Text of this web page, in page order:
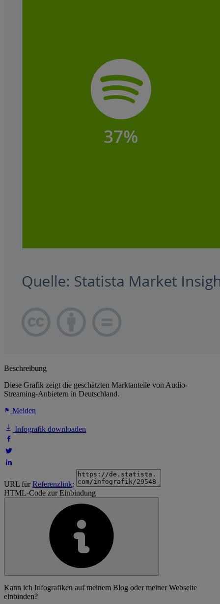
Beschreibung
Diese Grafik zeigt die geschätzten Marktanteile von Audio-
Streaming-Anbietern in Deutschland.
Melden
Infografik downloaden
URL fürReferenzlink:
HTML-Code zur Einbindung
Kann ich Infografiken auf meinem Blog oder meiner Webseite
einbinden?